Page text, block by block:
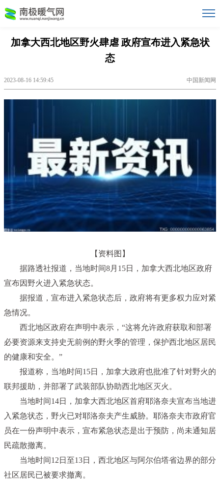
加拿大西北地区野火肆虐 政府宣布进入紧急状
态
2023-08-16 14:59:45 中国新闻网
【资料图】
据路透社报道，当地时间8月15日，加拿大西北地区政府
宣布因野火进入紧急状态。
据报道，宣布进入紧急状态后，政府将有更多权力应对紧
急情况。
西北地区政府在声明中表示，“这将允许政府获取和部署
必要资源来支持史无前例的野火季的管理，保护西北地区居民
的健康和安全。”
报道称，当地时间15日，加拿大政府也批准了针对野火的
联邦援助，并部署了武装部队协助西北地区灭火。
当地时间14日，加拿大西北地区首府耶洛奈夫宣布当地进
入紧急状态，野火已对耶洛奈夫产生威胁。耶洛奈夫市政府官
员在一份声明中表示，宣布紧急状态是出于预防，尚未通知居
民疏散撤离。
当地时间12日至13日，西北地区与阿尔伯塔省边界的部分
社区居民已被要求撤离。